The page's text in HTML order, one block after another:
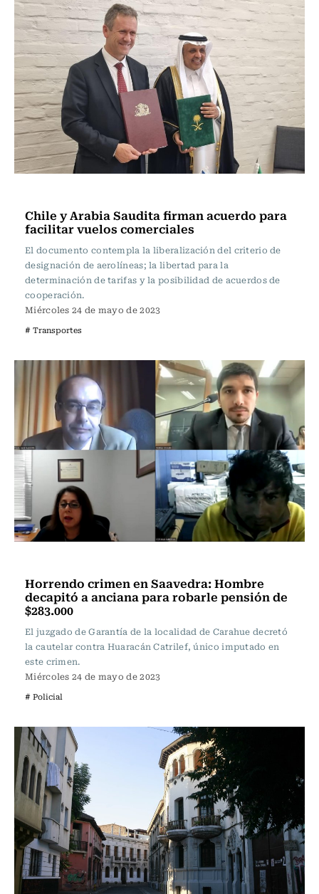
Chile y Arabia Saudita firman acuerdo para
facilitar vuelos comerciales
El documento contempla la liberalización del criterio de
designación de aerolíneas; la libertad para la
determinación de tarifas y la posibilidad de acuerdos de
cooperación.
Miércoles 24 de mayo de 2023
# Transportes
Horrendo crimen en Saavedra: Hombre
decapitó a anciana para robarle pensión de
$283.000
El juzgado de Garantía de la localidad de Carahue decretó
la cautelar contra Huaracán Catrilef, único imputado en
este crimen.
Miércoles 24 de mayo de 2023
# Policial